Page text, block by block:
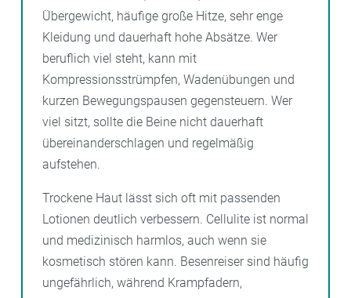
Übergewicht, häufige große Hitze, sehr enge
Kleidung und dauerhaft hohe Absätze. Wer
beruflich viel steht, kann mit
Kompressionsstrümpfen, Wadenübungen und
kurzen Bewegungspausen gegensteuern. Wer
viel sitzt, sollte die Beine nicht dauerhaft
übereinanderschlagen und regelmäßig
aufstehen.
Trockene Haut lässt sich oft mit passenden
Lotionen deutlich verbessern. Cellulite ist normal
und medizinisch harmlos, auch wenn sie
kosmetisch stören kann. Besenreiser sind häufig
ungefährlich, während Krampfadern,